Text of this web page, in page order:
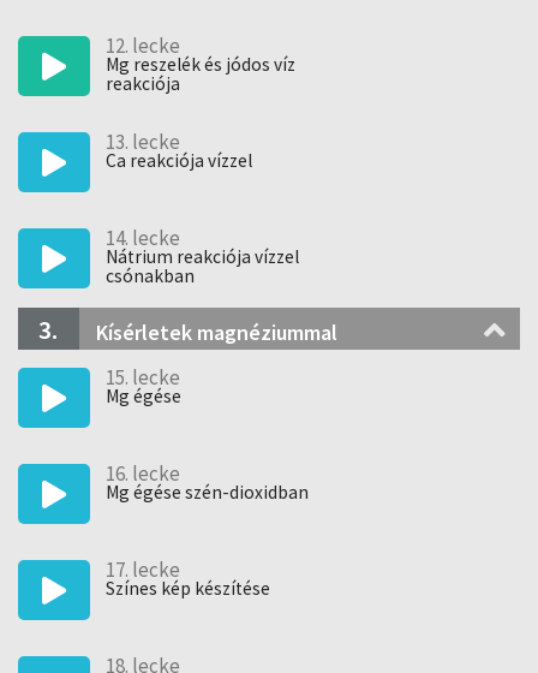
12. lecke
Mg reszelék és jódos víz
reakciója
13. lecke
Ca reakciója vízzel
14. lecke
Nátrium reakciója vízzel
csónakban
3. Kísérletek magnéziummal
15. lecke
Mg égése
16. lecke
Mg égése szén-dioxidban
17. lecke
Színes kép készítése
18. lecke